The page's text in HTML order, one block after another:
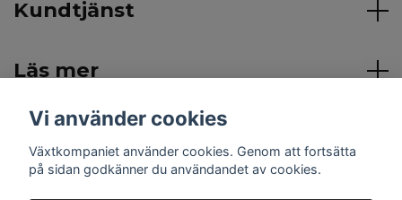
Kundtjänst
Läs mer
Sociala medier
Vi använder cookies
Växtkompaniet använder cookies. Genom att fortsätta
på sidan godkänner du användandet av cookies.